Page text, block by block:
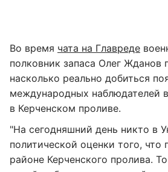
Во время чата на Главреде
полковник запаса Олег Жданов
насколько реально добиться
международных наблюдателей
в Керченском проливе.
"На сегодняшний день никто в
политической оценки того, что
районе Керченского пролива.